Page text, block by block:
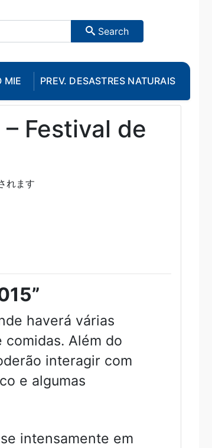
Search
MIE PREV. DESASTRES NATURAIS
Festival de
れます
haverá várias
Além do
interagir com
e algumas
intensamente em